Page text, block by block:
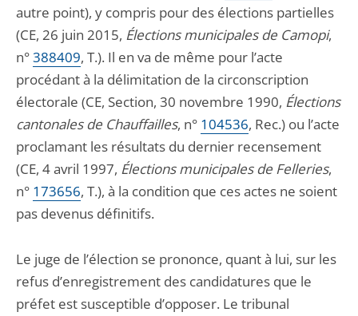
autre point), y compris pour des élections partielles
(CE, 26 juin 2015, Élections municipales de Camopi,
n°388409, T.). Il en va de même pour l’acte
procédant à la délimitation de la circonscription
électorale (CE, Section, 30 novembre 1990, Élections
cantonales de Chauffailles, n° 104536, Rec.) ou l’acte
proclamant les résultats du dernier recensement
(CE, 4 avril 1997, Élections municipales de Felleries,
n° 173656, T.), à la condition que ces actes ne soient
pas devenus définitifs.
Le juge de l’élection se prononce, quant à lui, sur les
refus d’enregistrement des candidatures que le
préfet est susceptible d’opposer. Le tribunal